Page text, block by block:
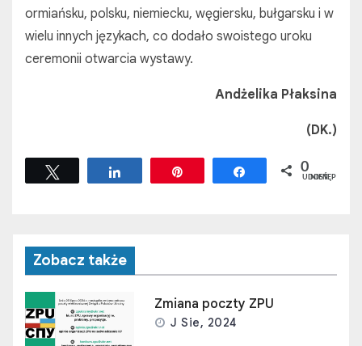
ormiańsku, polsku, niemiecku, węgiersku, bułgarsku i w
wielu innych językach, co dodało swoistego uroku
ceremonii otwarcia wystawy.
Andżelika Płaksina
(DK.)
Udostępnij Udostępnij
0
UDOSTĘPNIEŃ
Zobacz także
Zmiana poczty ZPU
J Sie, 2024